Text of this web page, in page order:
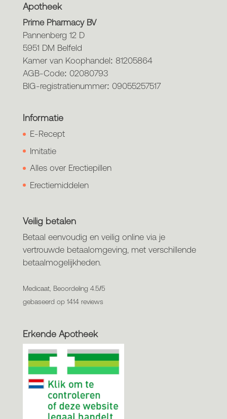
Apotheek
Prime Pharmacy BV
Pannenberg 12 D
5951 DM Belfeld
Kamer van Koophandel: 81205864
AGB-Code: 02080793
BIG-registratienummer: 09055257517
Informatie
E-Recept
Imitatie
Alles over Erectiepillen
Erectiemiddelen
Veilig betalen
Betaal eenvoudig en veilig online via je
vertrouwde betaalomgeving, met verschillende
betaalmogelijkheden.
Medicaat, Beoordeling 4.5/5
gebaseerd op 1414 reviews
Erkende Apotheek